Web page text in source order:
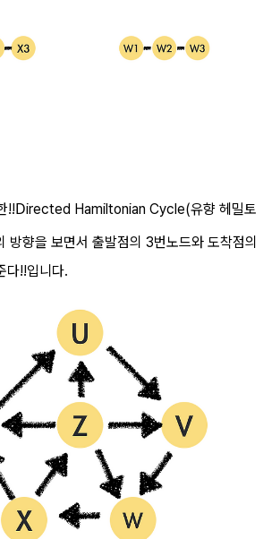
!!Directed Hamiltonian Cycle(유향 헤밀토
방향을 보면서 출발점의 3번노드와 도착점의
다!!입니다.